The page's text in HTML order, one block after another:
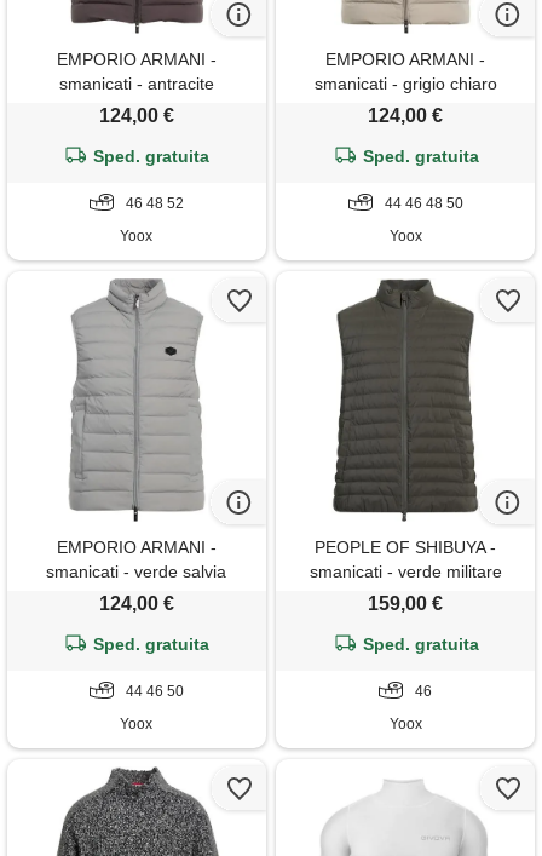
EMPORIO ARMANI -
smanicati - antracite
124,00 €
Sped. gratuita
46 48 52
Yoox
EMPORIO ARMANI -
smanicati - grigio chiaro
124,00 €
Sped. gratuita
44 46 48 50
Yoox
EMPORIO ARMANI -
smanicati - verde salvia
124,00 €
Sped. gratuita
44 46 50
Yoox
PEOPLE OF SHIBUYA -
smanicati - verde militare
159,00 €
Sped. gratuita
46
Yoox